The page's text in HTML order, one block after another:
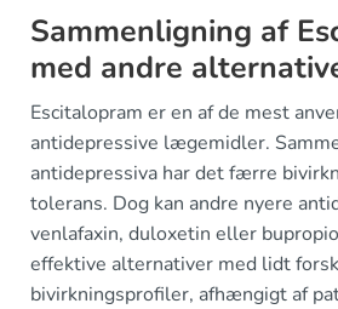
Sammenligning af
med andre
Escitalopram er en af de mest
antidepressive lægemidler.
antidepressiva har det færre
tolerans. Dog kan andre nyere
venlafaxin, duloxetin eller
effektive alternativer med lidt
bivirkningsprofiler, afhængigt af